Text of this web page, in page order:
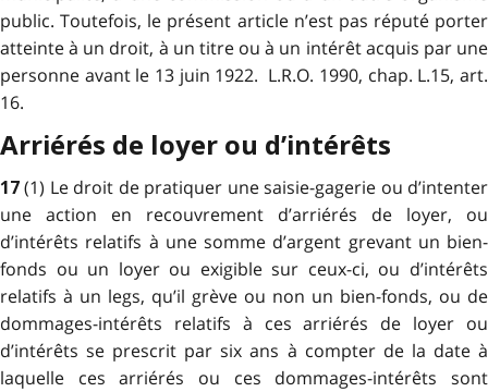
public. Toutefois, le présent article n’est pas réputé porter
atteinte à un droit, à un titre ou à un intérêt acquis par une
personne avant le 13 juin 1922. L.R.O. 1990, chap. L.15, art.
16.
Arriérés de loyer ou d’intérêts
17(1) Le droit de pratiquer une saisie-gagerie ou d’intenter
une action en recouvrement d’arriérés de loyer, ou
d’intérêts relatifs à une somme d’argent grevant un bien-
fonds ou un loyer ou exigible sur ceux-ci, ou d’intérêts
relatifs à un legs, qu’il grève ou non un bien-fonds, ou de
dommages-intérêts relatifs à ces arriérés de loyer ou
d’intérêts se prescrit par six ans à compter de la date à
laquelle ces arriérés ou ces dommages-intérêts sont